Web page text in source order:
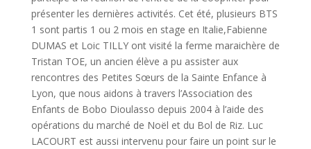
présenter les dernières activités. Cet été, plusieurs BTS
1 sont partis 1 ou 2 mois en stage en Italie,Fabienne
DUMAS et Loic TILLY ont visité la ferme maraichère de
Tristan TOE, un ancien élève a pu assister aux
rencontres des Petites Sœurs de la Sainte Enfance à
Lyon, que nous aidons à travers l’Association des
Enfants de Bobo Dioulasso depuis 2004 à l’aide des
opérations du marché de Noël et du Bol de Riz. Luc
LACOURT est aussi intervenu pour faire un point sur le